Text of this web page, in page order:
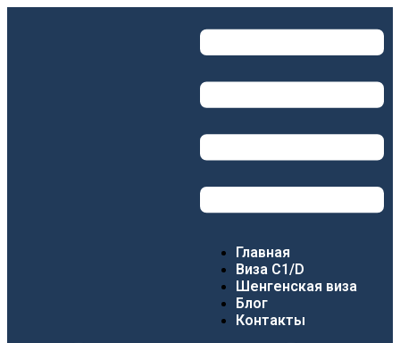
Главная
Виза C1/D
Шенгенская виза
Блог
Контакты